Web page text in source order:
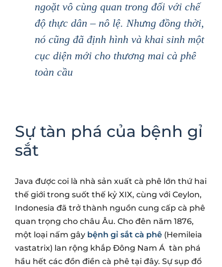
ngoặt vô cùng quan trong đối với chế
độ thực dân – nô lệ. Nhưng đồng thời,
nó cũng đã định hình và khai sinh một
cục diện mới cho thương mai cà phê
toàn cầu
Sự tàn phá của bệnh gỉ
sắt
Java được coi là nhà sản xuất cà phê lớn thứ hai
thế giới trong suốt thế kỷ XIX, cùng với Ceylon,
Indonesia đã trở thành nguồn cung cấp cà phê
quan trọng cho châu Âu. Cho đên năm 1876,
một loại nấm gây bệnh gỉ sắt cà phê (Hemileia
vastatrix) lan rộng khắp Đông Nam Á tàn phá
hầu hết các đồn điền cà phê tại đây. Sự sụp đổ